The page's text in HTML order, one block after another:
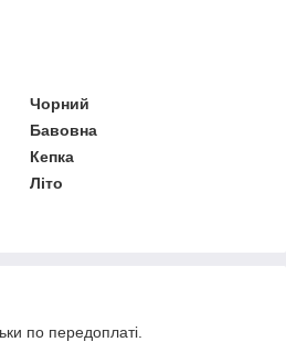
Чорний
Бавовна
Кепка
Літо
по передоплаті.